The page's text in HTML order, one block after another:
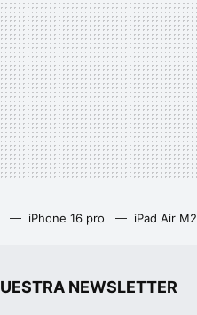
iPhone 16 pro iPad Air
NEWSLETTER